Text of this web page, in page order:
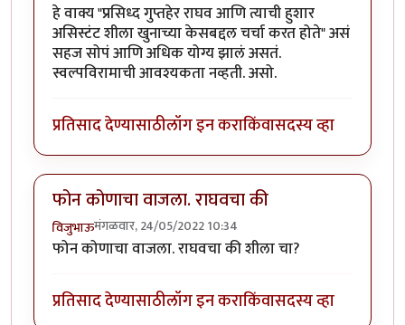
हे वाक्य "प्रसिध्द गुप्तहेर राघव आणि त्याची हुशार
असिस्टंट शीला खुनाच्या केसबद्दल चर्चा करत होते" असं
सहज सोपं आणि अधिक योग्य झालं असतं.
स्वल्पविरामाची आवश्यकता नव्हती. असो.
प्रतिसाद देण्यासाठीलॉग इन कराकिंवासदस्य व्हा
फोन कोणाचा वाजला. राघवचा की
विजुभाऊमंगळवार, 24/05/2022 10:34
फोन कोणाचा वाजला. राघवचा की शीला चा?
प्रतिसाद देण्यासाठीलॉग इन कराकिंवासदस्य व्हा